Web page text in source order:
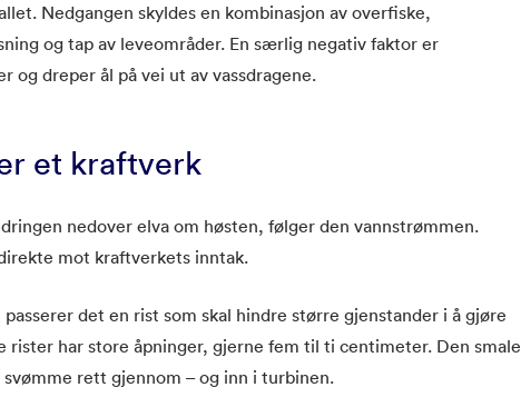
Nedgangen skyldes en kombinasjon av overfiske,
og tap av leveområder. En særlig negativ faktor er
og dreper ål på vei ut av vassdragene.
et kraftverk
nedover elva om høsten, følger den vannstrømmen.
mot kraftverkets inntak.
det en rist som skal hindre større gjenstander i å gjøre
rister har store åpninger, gjerne fem til ti centimeter. Den smale
rett gjennom – og inn i turbinen.